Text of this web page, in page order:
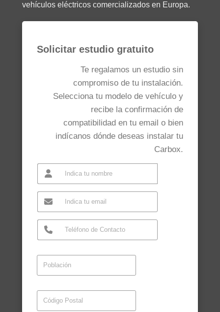
vehículos eléctricos comercializados en Europa.
Solicitar estudio gratuito
Te regalamos un estudio sin
compromiso de tu instalación.
Selecciona tu modelo de vehículo y
recibe la confirmación de
compatibilidad en tu email o bien
indícanos dónde deseas instalar tu
Carbox.